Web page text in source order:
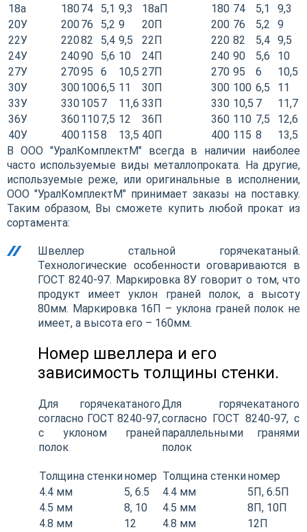
18a
18074 5,1 9,3
20У
20076 5,2 9
22У
22082 5,4 9,5
24У
24090 5,6 10
27У
27095 6
10,5
30У
3001006,5 11
33У
330105 7
11,6
36У
3601107,5 12
40У
4001158 13,5
18аП
180 74 5,1
9,3
20П
200 76 5,2
9
22П
220 82 5,4 9,5
24П
240 90 5,6
10
27П
270 95 6
10,5
30П
300 100 6,5
11
33П
330 10,5 7
11,7
36П
360 110 7,5
12,6
40П
400 115 8
13,5
В ООО "УралКомплектМ" всегда в наличии наиболее
часто используемые виды металлопроката. На другие,
используемые реже, или оригинальные в исполнении,
ООО "УралКомплектМ" принимает заказы на поставку.
Таким образом, Вы сможете купить любой прокат из
сортамента:
Швеллер стальной горячекатаный.
Технологические особенности оговариваются в
ГОСТ 8240-97. Маркировка 8У говорит о том, что
продукт имеет уклон граней полок, а высоту
80мм. Маркировка 16П – уклона граней полок не
имеет, а высота его – 160мм.
Номер швеллера и его
зависимость толщины стенки.
Для горячекатаного
согласно ГОСТ 8240-97,
с уклоном граней
полок
Толщина стенкиномер
4.4 мм
5, 6.5
4.5 мм
8, 10
4.8 мм
12
Для горячекатаного
согласно ГОСТ 8240-97, с
параллельными гранями
полок
Толщина стенкиномер
4.4 мм
5П, 6.5П
4.5 мм
8П, 10П
4.8 мм
12П